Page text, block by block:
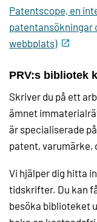
Patentscope, en
patentansökningar
webbplats)
PRV:s bibliotek
Skriver du på ett
ämnet
är specialiserade
patent, varumärke,
Vi hjälper dig hitta
tidskrifter. Du kan
besöka biblioteket